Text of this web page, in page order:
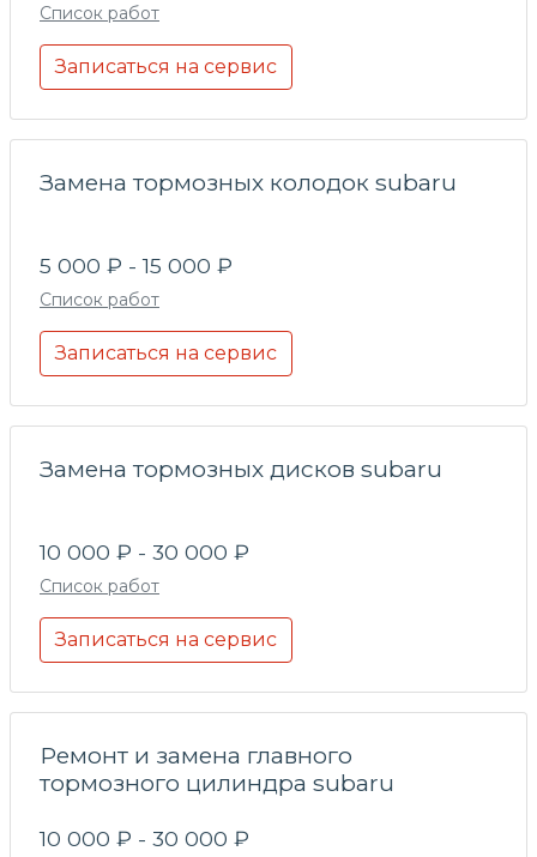
Список работ
Записаться на сервис
Замена тормозных колодок subaru
5 000 ₽ - 15 000 ₽
Список работ
Записаться на сервис
Замена тормозных дисков subaru
10 000 ₽ - 30 000 ₽
Список работ
Записаться на сервис
Ремонт и замена главного
тормозного цилиндра subaru
10 000 ₽ - 30 000 ₽